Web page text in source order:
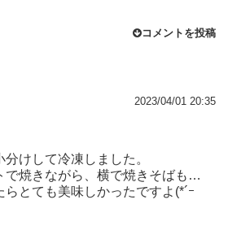
コメントを投稿
2023/04/01 20:35
けして冷凍しました。
で焼きながら、横で焼きそばも…
とても美味しかったですよ(*´ｰ